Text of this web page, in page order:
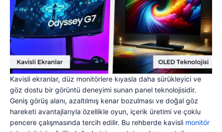
Kavisli ekranlar, düz monitörlere kıyasla daha sürükleyici ve
göz dostu bir görüntü deneyimi sunan panel teknolojisidir.
Geniş görüş alanı, azaltılmış kenar bozulması ve doğal göz
hareketi avantajlarıyla özellikle oyun, içerik üretimi ve çoklu
pencere çalışmasında tercih edilir. Bu rehberde kavisli monitör